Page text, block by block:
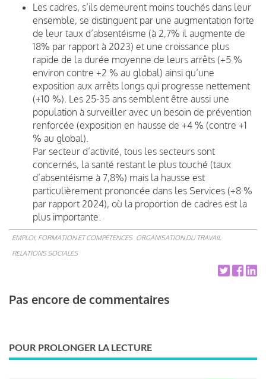
Les cadres, s’ils demeurent moins touchés dans leur
ensemble, se distinguent par une augmentation forte
de leur taux d’absentéisme (à 2,7% il augmente de
18% par rapport à 2023) et une croissance plus
rapide de la durée moyenne de leurs arrêts (+5 %
environ contre +2 % au global) ainsi qu’une
exposition aux arrêts longs qui progresse nettement
(+10 %). Les 25-35 ans semblent être aussi une
population à surveiller avec un besoin de prévention
renforcée (exposition en hausse de +4 % (contre +1
% au global).
Par secteur d’activité, tous les secteurs sont
concernés, la santé restant le plus touché (taux
d’absentéisme à 7,8%) mais la hausse est
particulièrement prononcée dans les Services (+8 %
par rapport 2024), où la proportion de cadres est la
plus importante.
EMPLOI, FORMATION ET COMPÉTENCES ORGANISATION DU TRAVAIL
RELATIONS SOCIALES
Pas encore de commentaires
POUR PROLONGER LA LECTURE